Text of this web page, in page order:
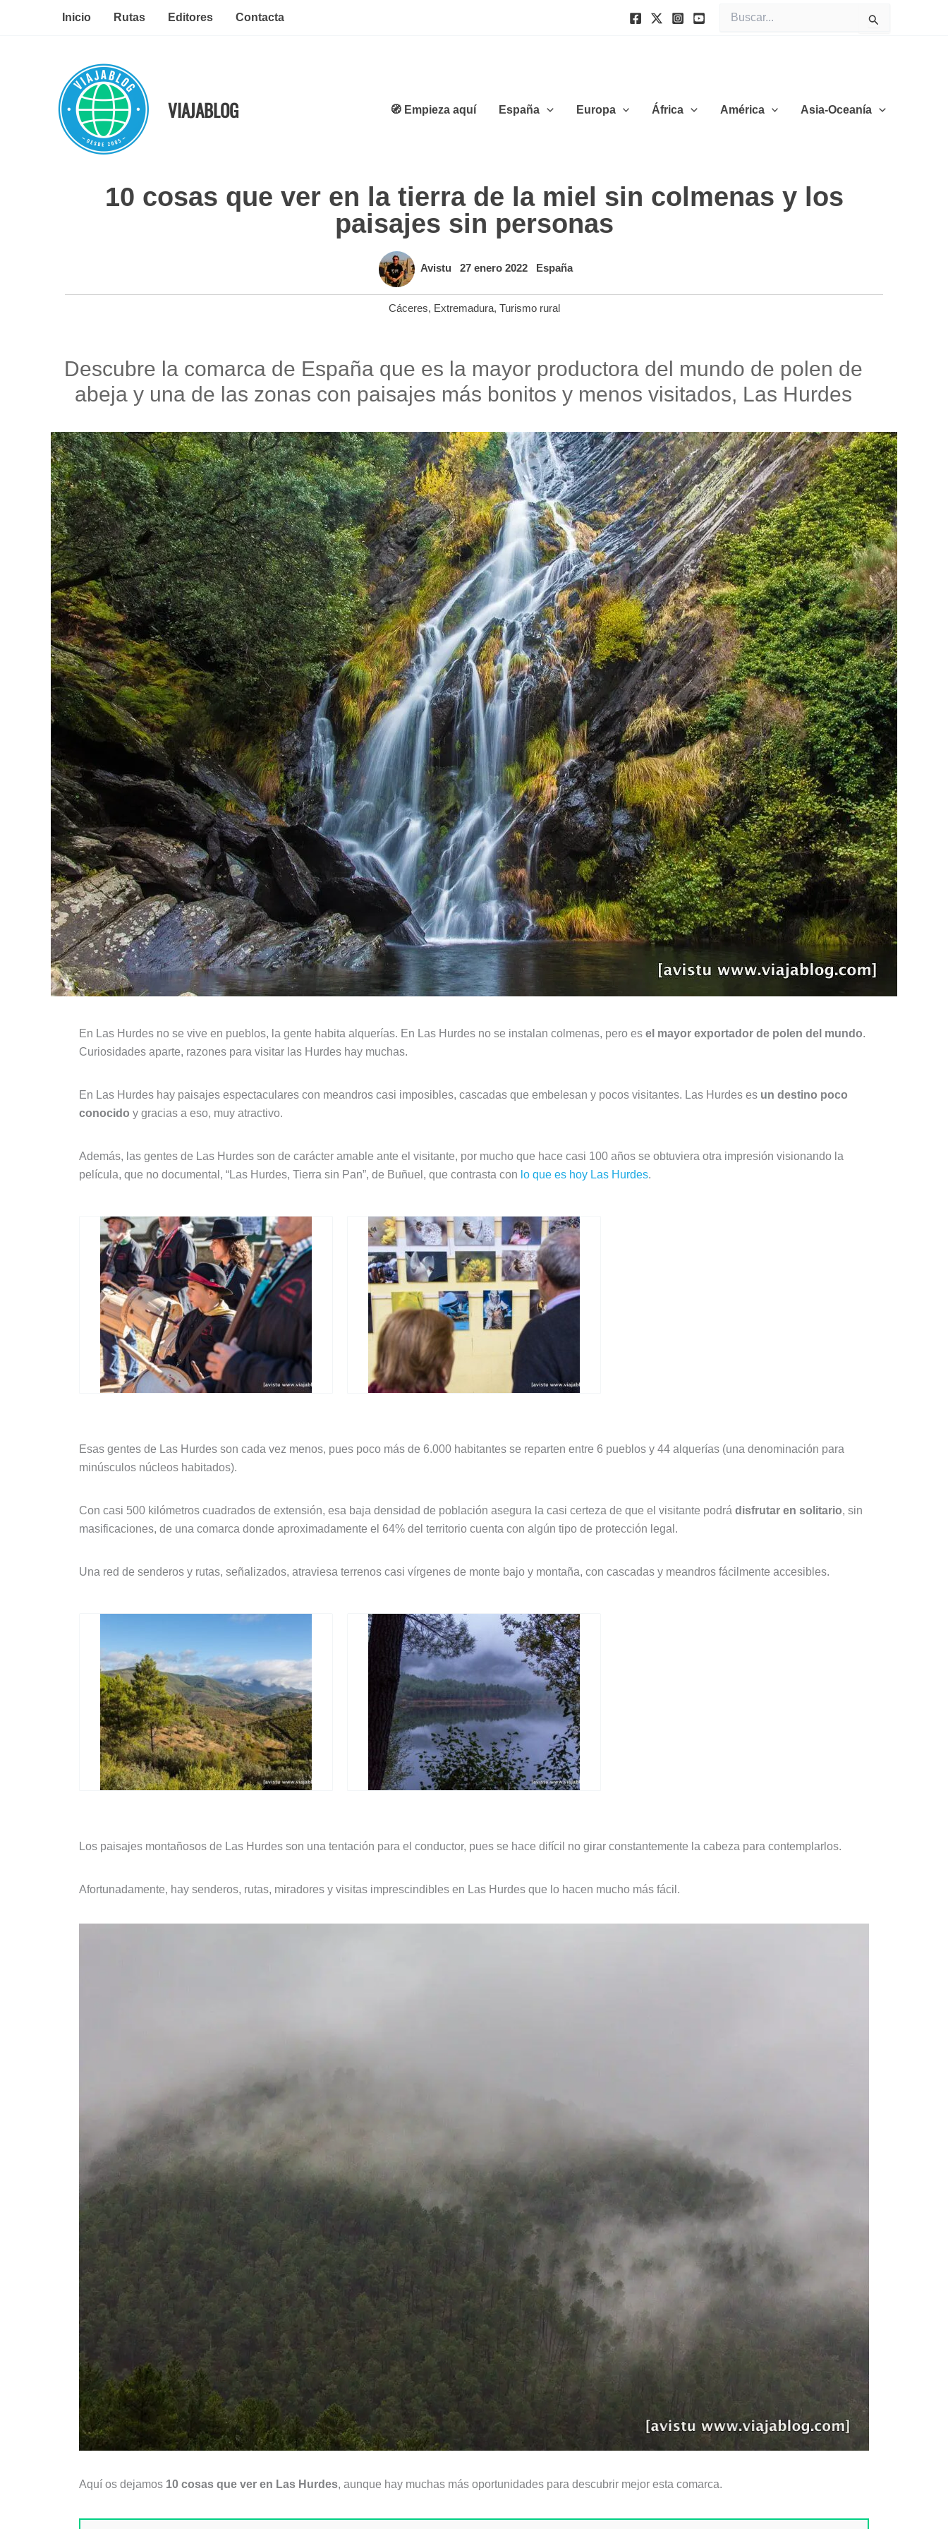
Inicio Rutas Editores Contacta
por:
VIAJABLOG 🧭 Empieza aquí España Europa África América Asia-Oceanía
10 cosas que ver en la tierra de la miel sin colmenas y los
paisajes sin personas
Avistu 27 enero 2022 España
Cáceres, Extremadura, Turismo rural
Descubre la comarca de España que es la mayor productora del mundo de polen de
abeja y una de las zonas con paisajes más bonitos y menos visitados, Las Hurdes
En Las Hurdes no se vive en pueblos, la gente habita alquerías. En Las Hurdes no se instalan colmenas, pero es el mayor exportador de polen del mundo.
Curiosidades aparte, razones para visitar las Hurdes hay muchas.
En Las Hurdes hay paisajes espectaculares con meandros casi imposibles, cascadas que embelesan y pocos visitantes. Las Hurdes es un destino poco
conocido y gracias a eso, muy atractivo.
Además, las gentes de Las Hurdes son de carácter amable ante el visitante, por mucho que hace casi 100 años se obtuviera otra impresión visionando la
película, que no documental, “Las Hurdes, Tierra sin Pan”, de Buñuel, que contrasta con lo que es hoy Las Hurdes.
Esas gentes de Las Hurdes son cada vez menos, pues poco más de 6.000 habitantes se reparten entre 6 pueblos y 44 alquerías (una denominación para
minúsculos núcleos habitados).
Con casi 500 kilómetros cuadrados de extensión, esa baja densidad de población asegura la casi certeza de que el visitante podrá disfrutar en solitario, sin
masificaciones, de una comarca donde aproximadamente el 64% del territorio cuenta con algún tipo de protección legal.
Una red de senderos y rutas, señalizados, atraviesa terrenos casi vírgenes de monte bajo y montaña, con cascadas y meandros fácilmente accesibles.
Los paisajes montañosos de Las Hurdes son una tentación para el conductor, pues se hace difícil no girar constantemente la cabeza para contemplarlos.
Afortunadamente, hay senderos, rutas, miradores y visitas imprescindibles en Las Hurdes que lo hacen mucho más fácil.
Aquí os dejamos 10 cosas que ver en Las Hurdes, aunque hay muchas más oportunidades para descubrir mejor esta comarca.